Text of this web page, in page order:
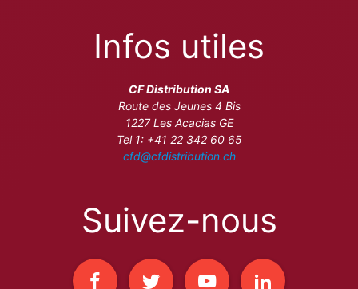
Infos utiles
CF Distribution SA
Route des Jeunes 4 Bis
1227 Les Acacias GE
Tel 1: +41 22 342 60 65
cfd@cfdistribution.ch
Suivez-nous